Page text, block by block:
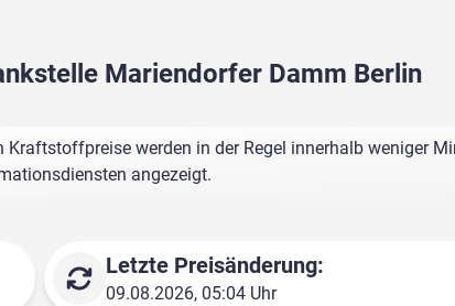
Mariendorfer Damm Berlin
werden in der Regel innerhalb weniger
angezeigt.
Letzte Preisänderung:
09.08.2026, 05:04 Uhr